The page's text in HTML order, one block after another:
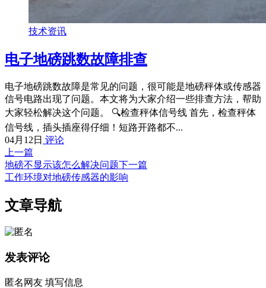
技术资讯
电子地磅跳数故障排查
电子地磅跳数故障是常见的问题，很可能是地磅秤体或传感器
信号电路出现了问题。本文将为大家介绍一些排查方法，帮助
大家轻松解决这个问题。 🔍检查秤体信号线 首先，检查秤体
信号线，插头插座得仔细！短路开路都不...
04月12日 评论
上一篇
地磅不显示该怎么解决问题下一篇
工作环境对地磅传感器的影响
文章导航
发表评论
匿名网友 填写信息